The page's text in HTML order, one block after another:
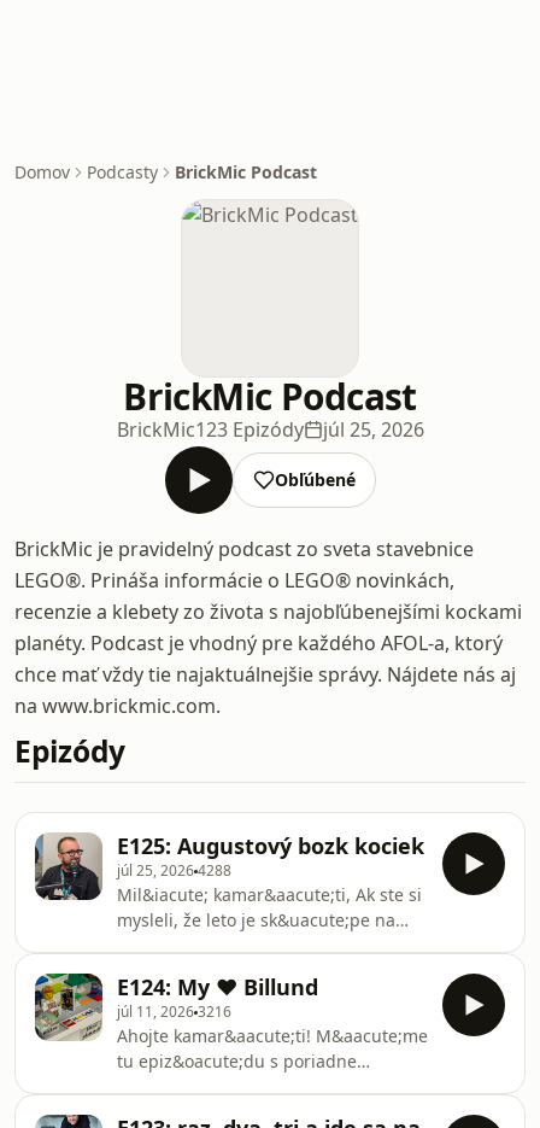
Domov Podcasty BrickMic Podcast
BrickMic Podcast
BrickMic123 Epizódy júl 25, 2026
Obľúbené
BrickMic je pravidelný podcast zo sveta stavebnice
LEGO®. Prináša informácie o LEGO® novinkách,
recenzie a klebety zo života s najobľúbenejšími kockami
planéty. Podcast je vhodný pre každého AFOL-a, ktorý
chce mať vždy tie najaktuálnejšie správy. Nájdete nás aj
na www.brickmic.com.
Epizódy
E125: Augustový bozk kociek
júl 25, 20264288
Mil&iacute; kamar&aacute;ti, Ak ste si
mysleli, že leto je sk&uacute;pe na
Neprin&aacute;&scaron;a s&iacute;ce
najviac setov v roku, ale rozhodne
najpestrej&scaron;iu a
naj&scaron;peci&aacute;lnej&scaron;iu
zostavu &ndash; od retro
hern&eacute;ho automatu, cez
E124: My ❤️ Billund
júl 11, 20263216
Ahojte kamar&aacute;ti! M&aacute;me
tu epiz&oacute;du s poriadne